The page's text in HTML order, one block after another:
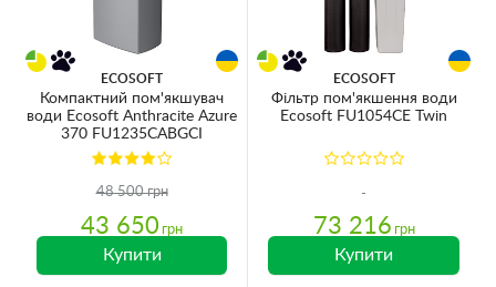
ECOSOFT
Компактний пом'якшувач
води Ecosoft Anthracite Azure
370 FU1235CABGCI
48 500 грн
43 650 грн
Купити
ECOSOFT
Фільтр пом'якшення води
Ecosoft FU1054CE Twin
73 216 грн
Купити